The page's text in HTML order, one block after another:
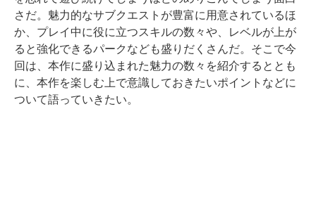
さだ。魅力的なサブクエストが豊富に用意されているほ
か、プレイ中に役に立つスキルの数々や、レベルが上が
ると強化できるパークなども盛りだくさんだ。そこで今
回は、本作に盛り込まれた魅力の数々を紹介するととも
に、本作を楽しむ上で意識しておきたいポイントなどに
ついて語っていきたい。